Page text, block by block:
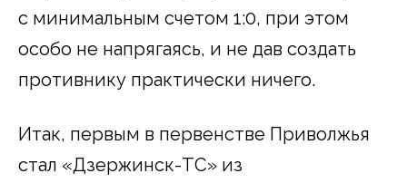
с минимальным счетом 1:0, при этом
особо не напрягаясь, и не дав создать
противнику практически ничего.
Итак, первым в первенстве Приволжья
стал «Дзержинск-ТС» из